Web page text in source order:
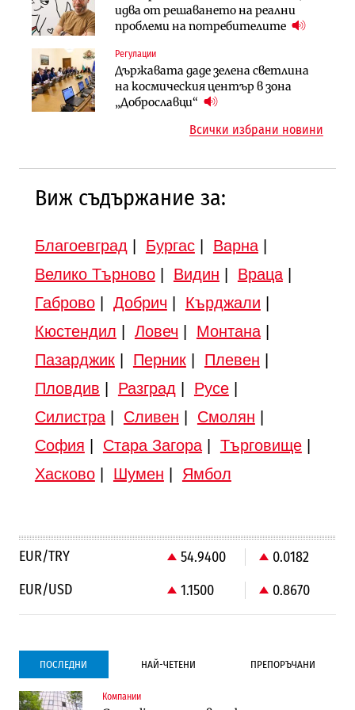
идва от решаването на реални
проблеми на потребителите
Регулации
Държавата даде зелена светлина
на космическия център в зона
„Доброславци“
„Ендуросат“ ще строи огромен
космически и отбранителен
Инфраструктура
АПИ възложи промяната на
парцеларния план за
езеро става част от бъдещата
магистрала „Черно море“
Публични финанси
Регионалният министър поема „на
ръчно управление“ общинската
инвестиционна програма
Всички избрани новини
Виж съдържание за:
Благоевград Бургас| Варна|
Велико Търново| Видин Враца|
Габрово| Добрич Кърджали
Кюстендил
Ловеч Монтана|
Пазарджик| Перник| Плевен
Пловдив
Разград Русе|
Силистра| Сливен Смолян
София
Стара Загора| Търговище|
Хасково| Шумен Ямбол
EUR/TRY 54.9400
0.0182
EUR/USD
1.1500 0.8670
ПОСЛЕДНИ НАЙ-ЧЕТЕНИ ПРЕПОРЪЧАНИ
Компании
Градоустройство
Компании